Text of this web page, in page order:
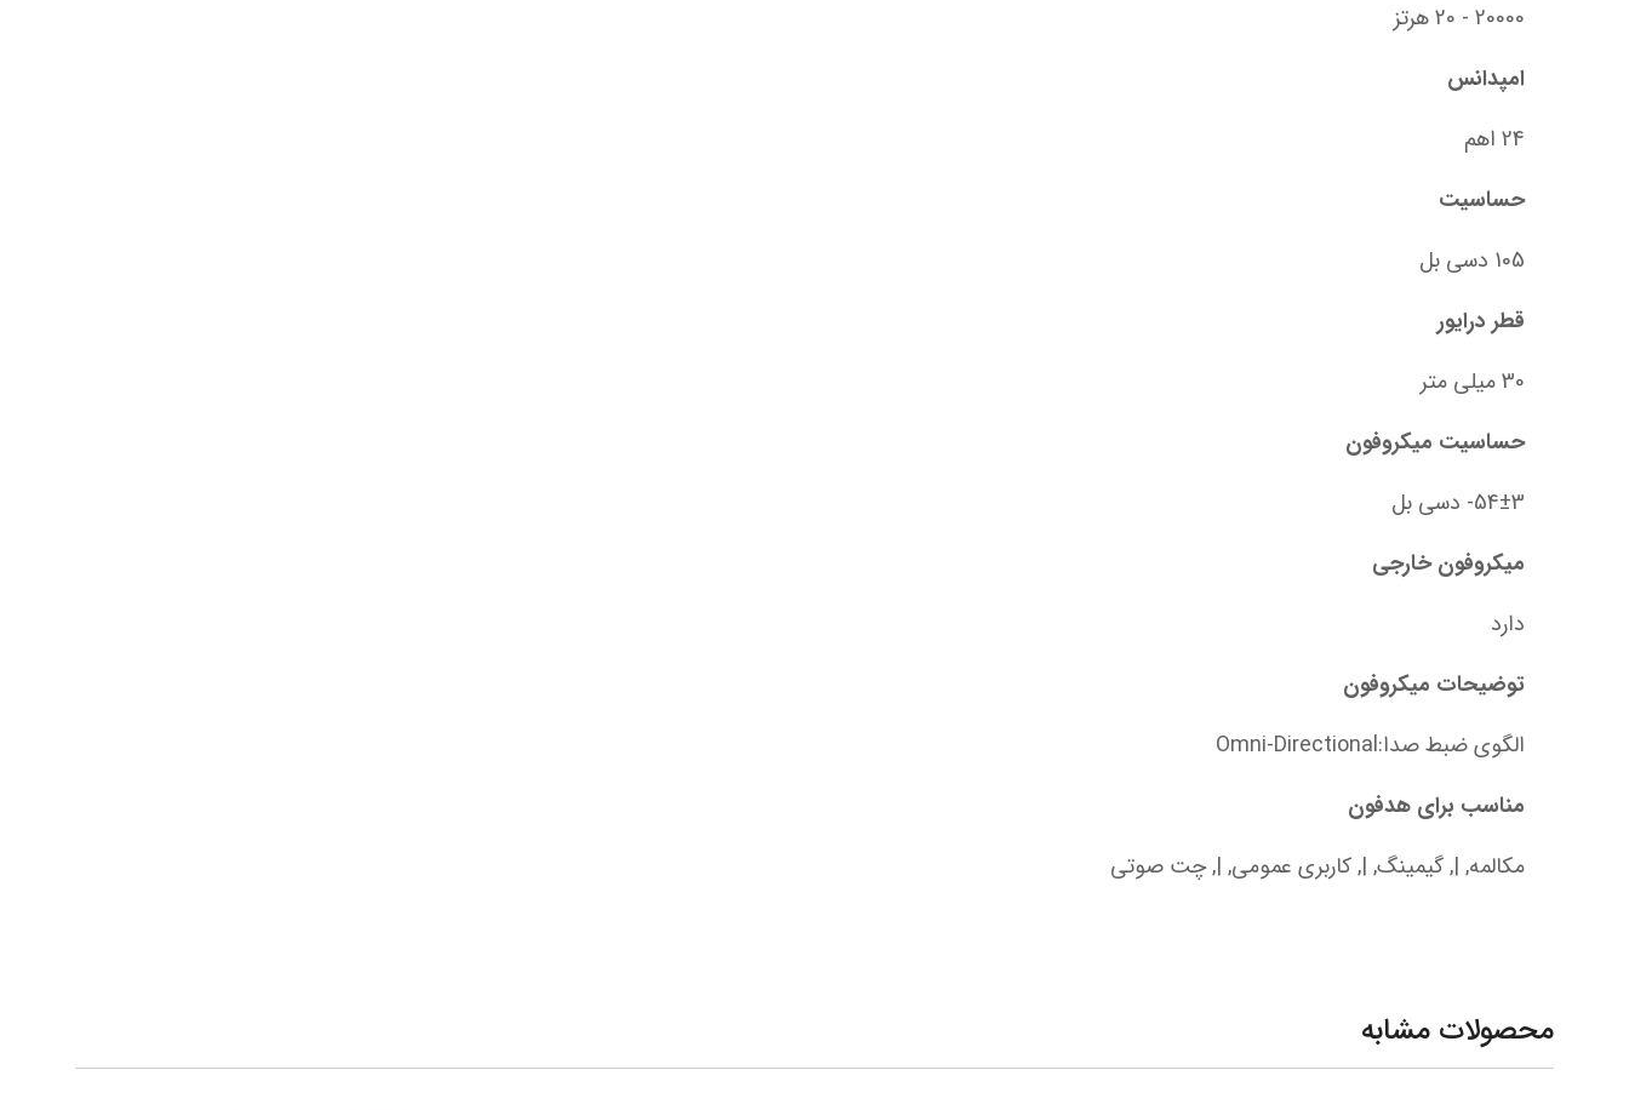
20000 - 20 هرتز
امپدانس
24 اهم
حساسیت
105 دسی بل
قطر درایور
30 میلی متر
حساسیت میکروفون
54±3- دسی بل
میکروفون خارجی
دارد
توضیحات میکروفون
الگوی ضبط صدا:Omni-Directional
مناسب برای هدفون
مکالمه, |, گیمینگ, |, کاربری عمومی, |, چت صوتی
محصولات مشابه